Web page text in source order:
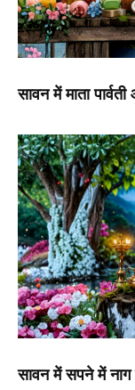
सावन में माता
सावन में सपने में